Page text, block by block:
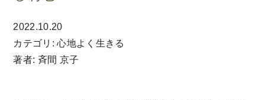
2022.10.20
カテゴリ: 心地よく生きる
著者: 斉間 京子